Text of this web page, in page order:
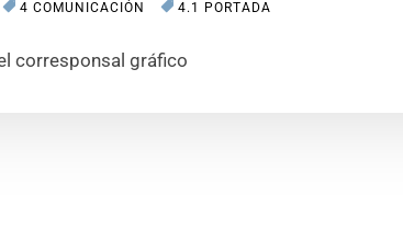
4 COMUNICACIÓN 4.1 PORTADA
corresponsal gráfico